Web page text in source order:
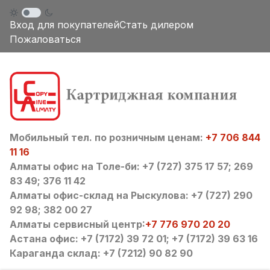
Вход для покупателейСтать дилером
Пожаловаться
Мобильный тел. по розничным ценам: +7 706 844
11 16
Алматы офис на Толе-би: +7 (727) 375 17 57; 269
83 49; 376 11 42
Алматы офис-склад на Рыскулова: +7 (727) 290
92 98; 382 00 27
Алматы сервисный центр:+7 776 970 20 20
Астана офис: +7 (7172) 39 72 01; +7 (7172) 39 63 16
Караганда склад: +7 (7212) 90 82 90